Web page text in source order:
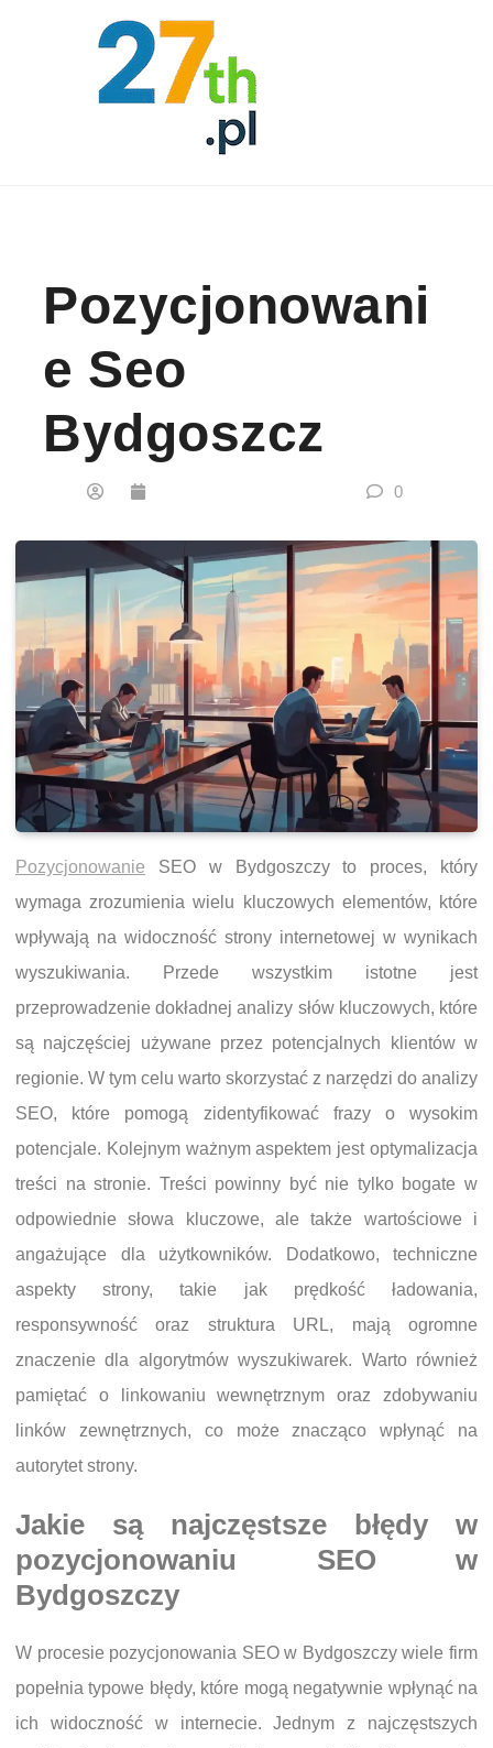
Pozycjonowani
E Seo
Bydgoszcz
0
Pozycjonowanie SEO w Bydgoszczy to proces, który
wymaga zrozumienia wielu kluczowych elementów, które
wpływają na widoczność strony internetowej w wynikach
wyszukiwania. Przede wszystkim istotne jest
przeprowadzenie dokładnej analizy słów kluczowych, które
są najczęściej używane przez potencjalnych klientów w
regionie. W tym celu warto skorzystać z narzędzi do analizy
SEO, które pomogą zidentyfikować frazy o wysokim
potencjale. Kolejnym ważnym aspektem jest optymalizacja
treści na stronie. Treści powinny być nie tylko bogate w
odpowiednie słowa kluczowe, ale także wartościowe i
angażujące dla użytkowników. Dodatkowo, techniczne
aspekty strony, takie jak prędkość ładowania,
responsywność oraz struktura URL, mają ogromne
znaczenie dla algorytmów wyszukiwarek. Warto również
pamiętać o linkowaniu wewnętrznym oraz zdobywaniu
linków zewnętrznych, co może znacząco wpłynąć na
autorytet strony.
Jakie są najczęstsze błędy w
pozycjonowaniu SEO w
Bydgoszczy
W procesie pozycjonowania SEO w Bydgoszczy wiele firm
popełnia typowe błędy, które mogą negatywnie wpłynąć na
ich widoczność w internecie. Jednym z najczęstszych